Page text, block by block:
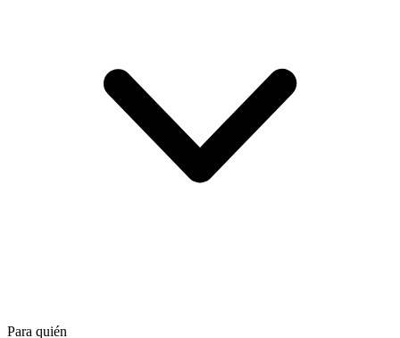
Para quién